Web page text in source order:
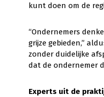
kunt doen om de
“Ondernemers
grijze gebieden,”
zonder duidelijke
dat de ondernemer
Experts uit de